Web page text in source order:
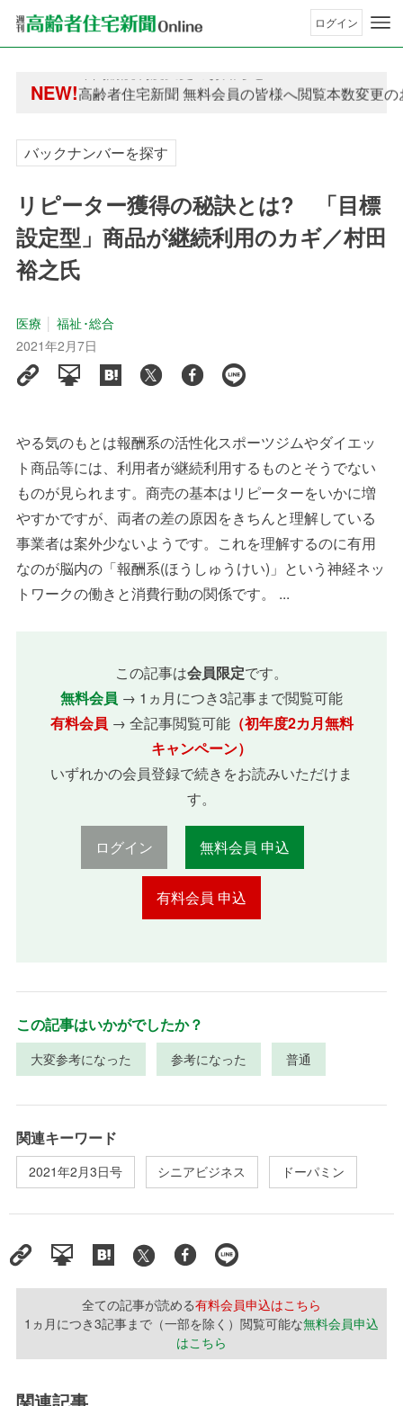
ログイン
NEW!高齢者住宅新聞 無料会員の皆様へ閲覧本数変更
高齢者住宅新聞 無料会員の皆様へ閲覧本数変更
バックナンバーを探す
リピーター獲得の秘訣とは? 「目標
設定型」商品が継続利用のカギ／村田
裕之氏
医療
福祉･総合
2021年2月7日
やる気のもとは報酬系の活性化スポーツジムやダイエッ
ト商品等には、利用者が継続利用するものとそうでない
ものが見られます。商売の基本はリピーターをいかに増
やすかですが、両者の差の原因をきちんと理解している
事業者は案外少ないようです。これを理解するのに有用
なのが脳内の「報酬系(ほうしゅうけい)」という神経ネッ
トワークの働きと消費行動の関係です。 ...
この記事は会員限定です。
無料会員 → 1ヵ月につき3記事まで閲覧可能
有料会員 → 全記事閲覧可能（初年度2カ月無料
キャンペーン）
いずれかの会員登録で続きをお読みいただけま
す。
ログイン 無料会員 申込
有料会員 申込
この記事はいかがでしたか？
大変参考になった 参考になった 普通
関連キーワード
2021年2月3日号 シニアビジネス ドーパミン
全ての記事が読める有料会員申込はこちら
1ヵ月につき3記事まで（一部を除く）閲覧可能な無料会員申込
はこちら